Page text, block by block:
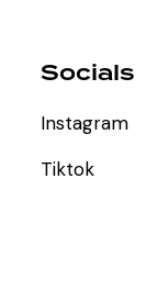
Socials
Instagram
Tiktok